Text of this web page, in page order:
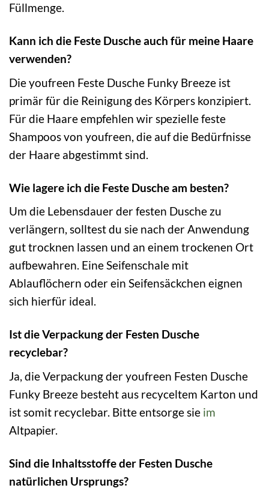
Füllmenge.
Kann ich die Feste Dusche auch für meine Haare
verwenden?
Die youfreen Feste Dusche Funky Breeze ist
primär für die Reinigung des Körpers konzipiert.
Für die Haare empfehlen wir spezielle feste
Shampoos von youfreen, die auf die Bedürfnisse
der Haare abgestimmt sind.
Wie lagere ich die Feste Dusche am besten?
Um die Lebensdauer der festen Dusche zu
verlängern, solltest du sie nach der Anwendung
gut trocknen lassen und an einem trockenen Ort
aufbewahren. Eine Seifenschale mit
Ablauflöchern oder ein Seifensäckchen eignen
sich hierfür ideal.
Ist die Verpackung der Festen Dusche
recyclebar?
Ja, die Verpackung der youfreen Festen Dusche
Funky Breeze besteht aus recyceltem Karton und
ist somit recyclebar. Bitte entsorge sie im
Altpapier.
Sind die Inhaltsstoffe der Festen Dusche
natürlichen Ursprungs?